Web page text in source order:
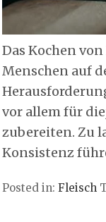
Das Kochen
Menschen auf
vor allem für
zubereiten. Zu
Konsistenz
Posted in: Fleisch